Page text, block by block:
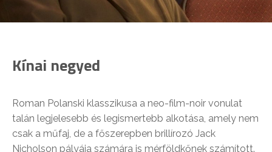
Kínai negyed
Roman Polanski klasszikusa a neo-film-noir vonulat
talán legjelesebb és legismertebb alkotása, amely nem
csak a műfaj, de a főszerepben brillírozó Jack
Nicholson pályája számára is mérföldkőnek számított.